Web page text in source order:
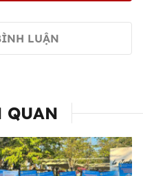
LUẬN